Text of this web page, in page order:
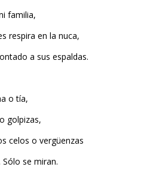
familia,
respira en la nuca,
a sus espaldas.
o tía,
golpizas,
celos o vergüenzas
se miran.